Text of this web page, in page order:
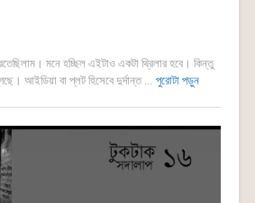
মনে হচ্ছিল এইটাও একটা থ্রিলার হবে। কিন্তু
আইডিয়া বা প্লট হিসেবে দুর্দান্ত ... পুরোটা পড়ুন